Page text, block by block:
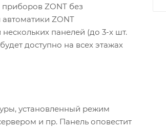
ZONT без
ZONT
панелей (до 3-х шт.
доступно на всех этажах
установленный режим
и пр. Панель оповестит